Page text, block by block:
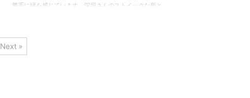
勝手に縁を感じています。深堀さんのストイックな所と、
って4ヶ月が過ぎた今の気持ちや考えを少しだけ書いていく
事にします。 入学してあっという間に4ヶ月が過ぎようとし
Next »